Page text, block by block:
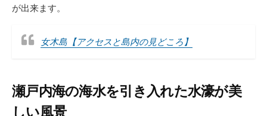
が出来ます。
女木島【アクセスと島内の見どころ】
瀬戸内海の海水を引き入れた水濠が美
しい風景